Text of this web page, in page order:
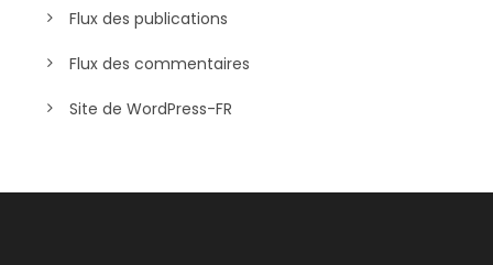
Flux des publications
Flux des commentaires
Site de WordPress-FR